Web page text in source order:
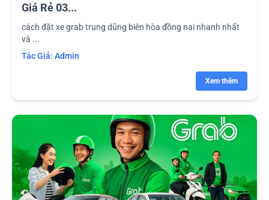
Giá Rẻ 03...
cách đặt xe grab trung dũng biên hòa đồng nai nhanh nhất
và ...
Tác Giả: Admin
Xem thêm